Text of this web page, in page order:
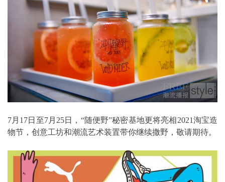
7月17日至7月25日，“随便野”秘密基地更将亮相2021淘宝造
物节，创意工坊和潮流艺术装置带你继续撒野，敬请期待。